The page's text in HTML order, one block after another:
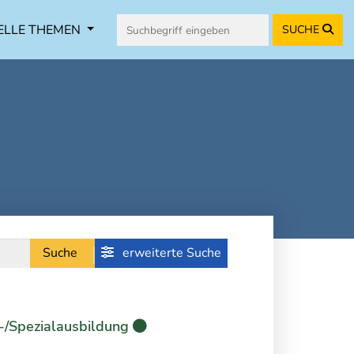
THEMEN SUCHE
Suche erweiterte Suche
Spezialausbildung